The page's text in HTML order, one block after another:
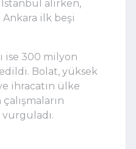
İstanbul alırken,
Ankara ilk beşi
ise 300 milyon
Bolat, yüksek
ihracatın ülke